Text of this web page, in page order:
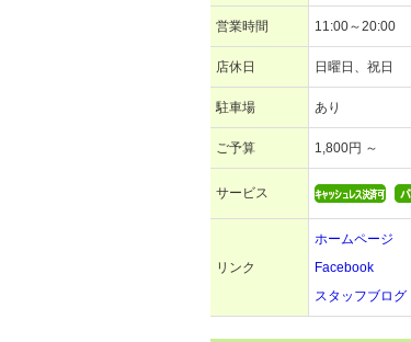
営業時間 11:00～20:00
店休日 日曜日、祝日
駐車場 あり
ご予算 1,800円 ～
サービス
リンク
ホームページ
Facebook
スタッフブログ